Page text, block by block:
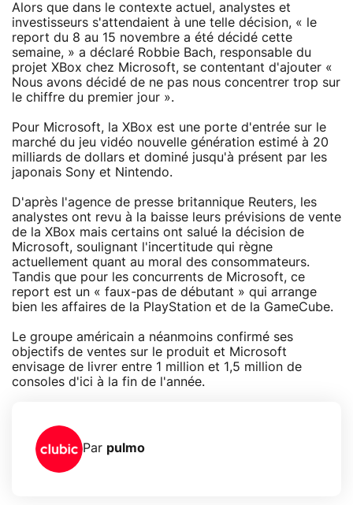
Alors que dans le contexte actuel, analystes et
investisseurs s'attendaient à une telle décision, « le
report du 8 au 15 novembre a été décidé cette
semaine, » a déclaré Robbie Bach, responsable du
projet XBox chez Microsoft, se contentant d'ajouter «
Nous avons décidé de ne pas nous concentrer trop sur
le chiffre du premier jour ».
Pour Microsoft, la XBox est une porte d'entrée sur le
marché du jeu vidéo nouvelle génération estimé à 20
milliards de dollars et dominé jusqu'à présent par les
japonais Sony et Nintendo.
D'après l'agence de presse britannique Reuters, les
analystes ont revu à la baisse leurs prévisions de vente
de la XBox mais certains ont salué la décision de
Microsoft, soulignant l'incertitude qui règne
actuellement quant au moral des consommateurs.
Tandis que pour les concurrents de Microsoft, ce
report est un « faux-pas de débutant » qui arrange
bien les affaires de la PlayStation et de la GameCube.
Le groupe américain a néanmoins confirmé ses
objectifs de ventes sur le produit et Microsoft
envisage de livrer entre 1 million et 1,5 million de
consoles d'ici à la fin de l'année.
Par pulmo